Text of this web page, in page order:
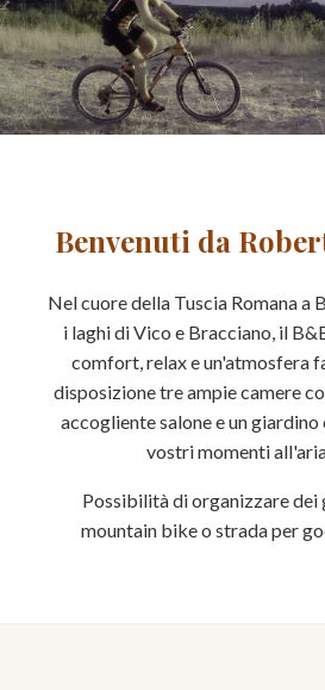
Benvenuti da
Nel cuore della Tuscia Romana a
i laghi di Vico e Bracciano, il
comfort, relax e un'atmosfera
disposizione tre ampie camere
accogliente salone e un
vostri momenti
Possibilità di organizzare
mountain bike o strada per